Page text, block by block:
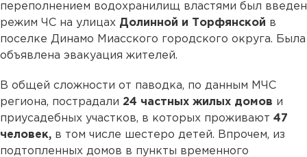
переполнением водохранилищ властями был введен
режим ЧС на улицах Долинной и Торфянской в
поселке Динамо Миасского городского округа. Была
объявлена эвакуация жителей.
В общей сложности от паводка, по данным МЧС
региона, пострадали 24 частных жилых домов и
приусадебных участков, в которых проживают 47
человек, в том числе шестеро детей. Впрочем, из
подтопленных домов в пункты временного